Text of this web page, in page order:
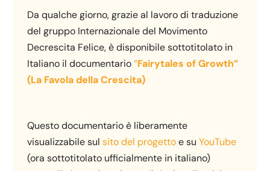
Da qualche giorno, grazie al lavoro di traduzione
del gruppo Internazionale del Movimento
Decrescita Felice, è disponibile sottotitolato in
Italiano il documentario“Fairytales of Growth”
(La Favola della Crescita)
Questo documentario è liberamente
visualizzabile sulsito del progettoe suYouTube
(ora sottotitolato ufficialmente in italiano)